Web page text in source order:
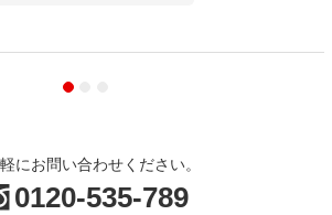
にお問い合わせください。
0120-535-789